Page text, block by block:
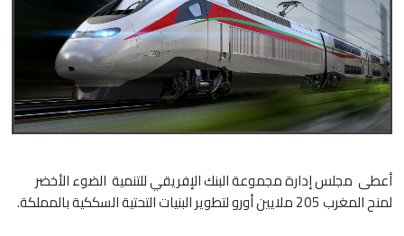
أعطى مجلس إدارة مجموعة البنك الإفريقي للتنمية الضوء الأخضر
لمنح المغرب 205 ملايين أورو لتطوير البنيات التحتية السككية بالمملكة.